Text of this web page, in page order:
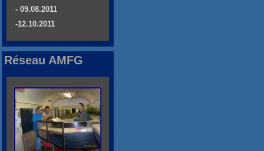
- 09.08.2011
-12.10.2011
Réseau AMFG